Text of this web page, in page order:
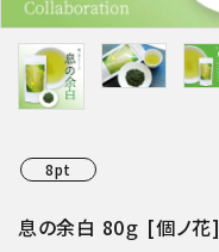
8pt
息の余白 80ｇ [個ノ花]